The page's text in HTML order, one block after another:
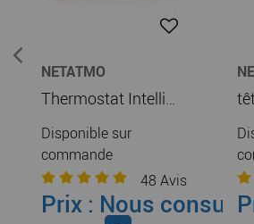
NETATMO
Thermostat Intelligent Netatmo pour rendre le chauffage connecté compatible chaudières et pompe à chaleur (NTH-PRO))
Disponible sur
commande
48 Avis
Prix : Nous